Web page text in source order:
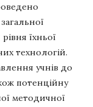
їхньої
технологій.
учнів до
потенційну
методичної